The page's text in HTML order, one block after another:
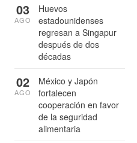
Huevos
estadounidenses
regresan a Singapur
después de dos
décadas
03
AGO
México y Japón
fortalecen
cooperación en favor
de la seguridad
alimentaria
02
AGO